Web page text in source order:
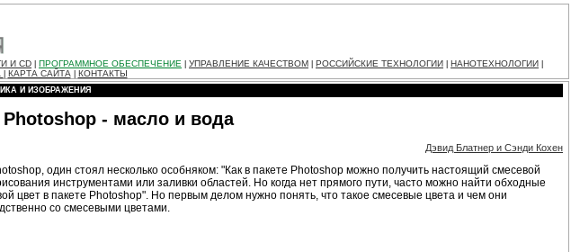
И CD ПРОГРАММНОЕ ОБЕСПЕЧЕНИЕ УПРАВЛЕНИЕ КАЧЕСТВОМ РОССИЙСКИЕ ТЕХНОЛОГИИ НАНОТЕХНОЛОГИИ
КАРТА САЙТА| КОНТАКТЫ
И ИЗОБРАЖЕНИЯ
- масло и вода
Дэвид Блатнер и Сэнди Кохен
один стоял несколько особняком: "Как в пакете Photoshop можно получить настоящий смесевой
инструментами или заливки областей. Но когда нет прямого пути, часто можно найти обходные
цвет в пакете Photoshop". Но первым делом нужно понять, что такое смесевые цвета и чем они
со смесевыми цветами.